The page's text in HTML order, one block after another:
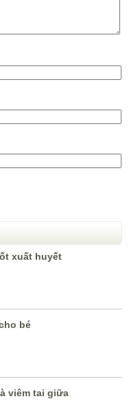
xuất huyết
bé
viêm tai giữa